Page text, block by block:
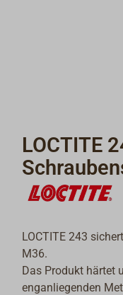
LOCTITE
LOCTITE 243 sichert und dichtet alle Gewinde bis
M36.
Das Produkt härtet
enganliegenden